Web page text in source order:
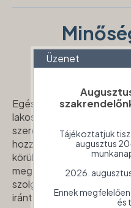
Egészségügyi
lakosságának
szerepet betöltő
hozzánk fordulók
körülmények között,
megelégedésükre
szolgáltatásaink
iránt
Üzenet
Tájékoztatjuk
augusztus
2026.
Ennek
és